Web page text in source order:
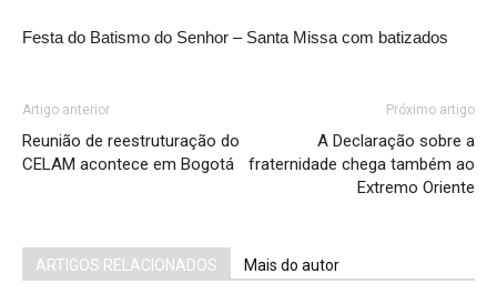
Festa do Batismo do Senhor – Santa Missa com batizados
Artigo anterior
Reunião de reestruturação do
CELAM acontece em Bogotá
Próximo artigo
A Declaração sobre a
fraternidade chega também ao
Extremo Oriente
ARTIGOS RELACIONADOS Mais do autor